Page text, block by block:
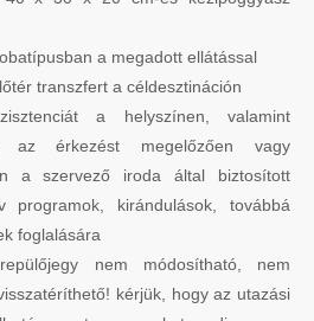
a megadott ellátással
transzfert a céldesztináción
a helyszínen, valamint
az érkezést megelőzően vagy
a szervező iroda által biztosított
programok, kirándulások, továbbá
foglalására
nem módosítható, nem
kérjük, hogy az utazási